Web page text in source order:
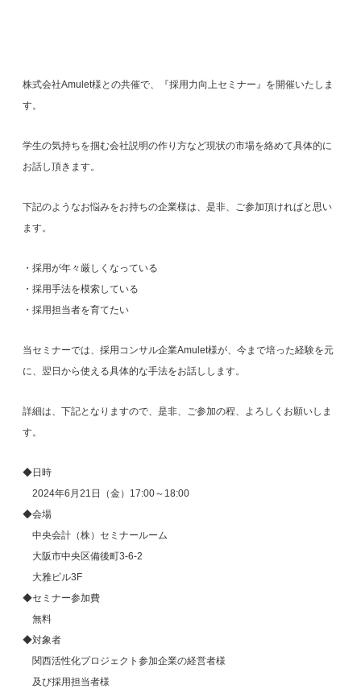
株式会社Amulet様との共催で、『採用力向上セミナー』を開催いたしま
す。
学生の気持ちを掴む会社説明の作り方など現状の市場を絡めて具体的に
お話し頂きます。
下記のようなお悩みをお持ちの企業様は、是非、ご参加頂ければと思い
ます。
・採用が年々厳しくなっている
・採用手法を模索している
・採用担当者を育てたい
当セミナーでは、採用コンサル企業Amulet様が、今まで培った経験を元
に、翌日から使える具体的な手法をお話しします。
詳細は、下記となりますので、是非、ご参加の程、よろしくお願いしま
す。
◆日時
2024年6月21日（金）17:00～18:00
◆会場
中央会計（株）セミナールーム
大阪市中央区備後町3-6-2
大雅ビル3F
◆セミナー参加費
無料
◆対象者
関西活性化プロジェクト参加企業の経営者様
及び採用担当者様